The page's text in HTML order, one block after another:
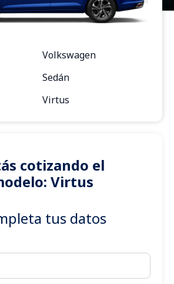
Volkswagen
Sedán
Virtus
cotizando el
Virtus
tus datos